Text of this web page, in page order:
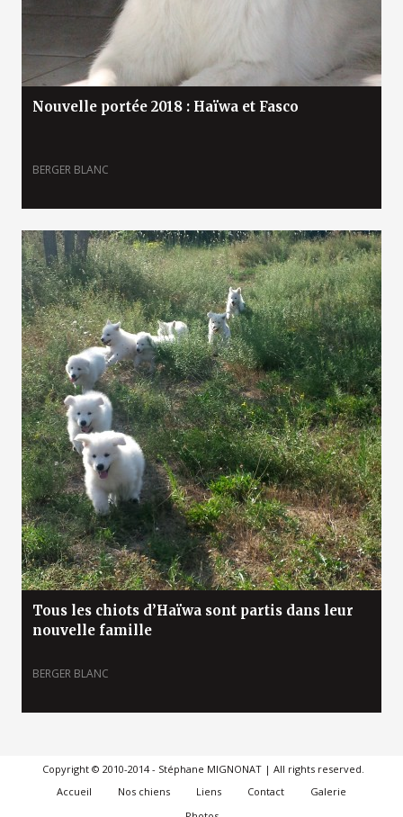
Nouvelle portée 2018 : Haïwa et Fasco
BERGER BLANC
Tous les chiots d’Haïwa sont partis dans leur
nouvelle famille
BERGER BLANC
Copyright © 2010-2014 - Stéphane MIGNONAT | All rights reserved.
Accueil
Nos chiens Liens Contact
Galerie